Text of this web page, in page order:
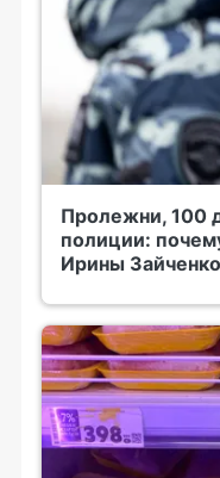
Пролежни, 100
полиции:
Ирины Зайченко